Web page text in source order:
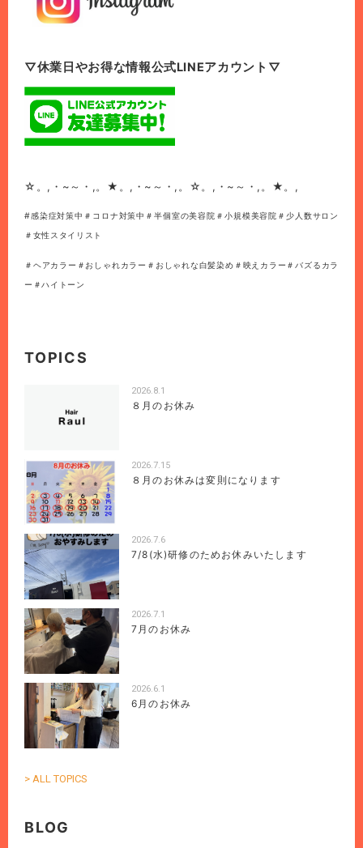
▽休業日やお得な情報公式LINEアカウント▽
☆。,・~～・,。★。,・~～・,。☆。,・~～・,。★。,
#感染症対策中＃コロナ対策中＃半個室の美容院＃小規模美容院＃少人数サロン
＃女性スタイリスト
＃ヘアカラー＃おしゃれカラー＃おしゃれな白髪染め＃映えカラー＃バズるカラ
ー＃ハイトーン
TOPICS
2026.8.1
８月のお休み
2026.7.15
８月のお休みは変則になります
2026.7.6
7/8(水)研修のためお休みいたします
2026.7.1
7月のお休み
2026.6.1
6月のお休み
> ALL TOPICS
BLOG